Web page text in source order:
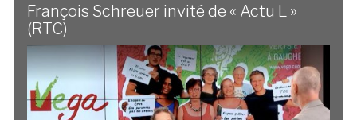
François Schreuer invité de « Actu L »
(RTC)